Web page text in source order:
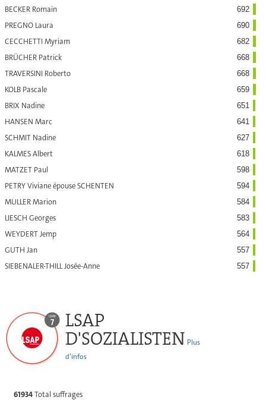
BECKER Romain 692
PREGNO Laura 690
CECCHETTI Myriam 682
BRÜCHER Patrick 668
TRAVERSINI Roberto 668
KOLB Pascale 659
BRIX Nadine 651
HANSEN Marc 641
SCHMIT Nadine 627
KALMES Albert 618
MATZET Paul 598
PETRY Viviane épouse SCHENTEN 594
MULLER Marion 584
LIESCH Georges 583
WEYDERT Jemp 564
GUTH Jan 557
SIEBENALER-THILL Josée-Anne 557
LSAP
D'SOZIALISTEN Plus
d’infos
61934Total suffrages